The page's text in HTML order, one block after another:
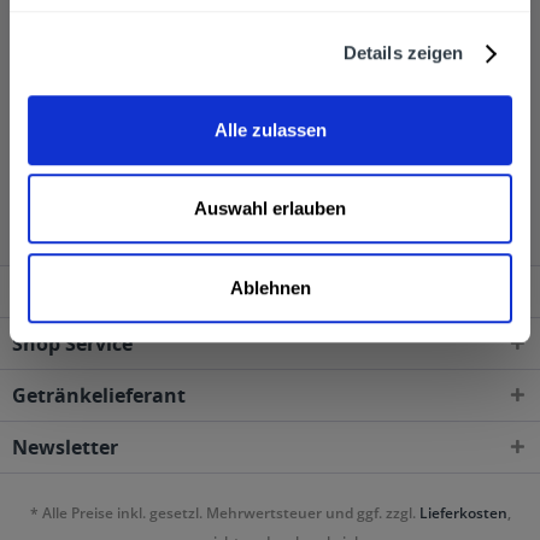
Details zeigen
Alle zulassen
Auswahl erlauben
Ablehnen
Weingut Uli Metzger wird in den folgenden Regionen,
Städten, Orten und Postleitzahl-Gebieten geliefert
Shop Service
Getränkelieferant
Newsletter
* Alle Preise inkl. gesetzl. Mehrwertsteuer und ggf. zzgl. Lieferkosten,